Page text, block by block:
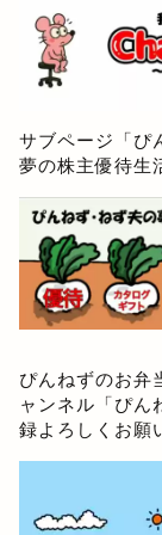
サブページ「ぴ
夢の株主優待生
ぴんねずのお弁
ャンネル「ぴん
録よろしくお願